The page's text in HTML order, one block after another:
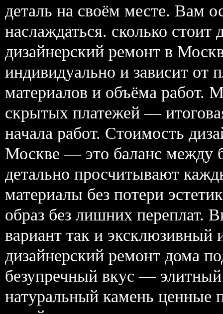
деталь на своём месте. Вам
наслаждаться. сколько
дизайнерский ремонт в
индивидуально и зависит от
материалов и объёма работ.
скрытых платежей —
начала работ. Стоимость
Москве — это баланс
детально просчитывают
материалы без потери
образ без лишних переплат.
вариант так и эксклюзивный
дизайнерский ремонт дома
безупречный вкус —
натуральный камень ценные